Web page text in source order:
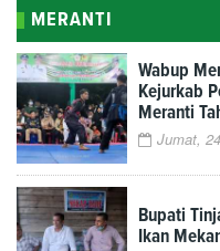
MERANTI
Wabup
Kejurkab
Meranti
Jumat,
Bupati
Ikan